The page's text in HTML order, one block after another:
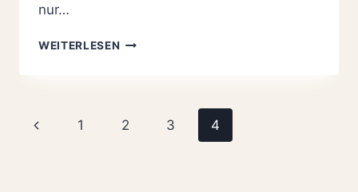
nur…
WEITERLESEN KÜRBIS-
–
Seitennavigation
Vorherige
1 2 3 4